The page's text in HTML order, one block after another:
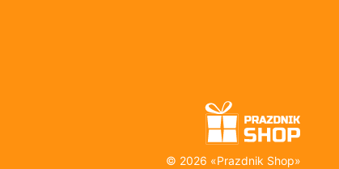
© 2026 «Prazdnik Shop»